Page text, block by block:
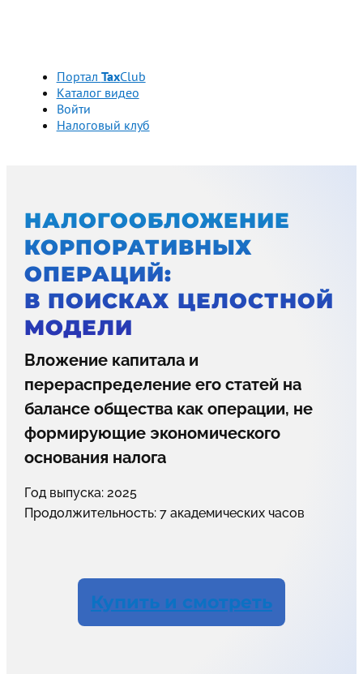
Портал TaxClub
Каталог видео
Войти
Налоговый клуб
НАЛОГООБЛОЖЕНИЕ
КОРПОРАТИВНЫХ
ОПЕРАЦИЙ:
В ПОИСКАХ ЦЕЛОСТНОЙ
МОДЕЛИ
Вложение капитала и
перераспределение его статей на
балансе общества как операции, не
формирующие экономического
основания налога
Год выпуска: 2025
Продолжительность: 7 академических часов
Купить и смотреть